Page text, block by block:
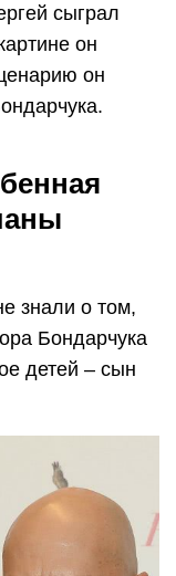
сыграл
он
он
знали о том,
Бондарчука
детей – сын